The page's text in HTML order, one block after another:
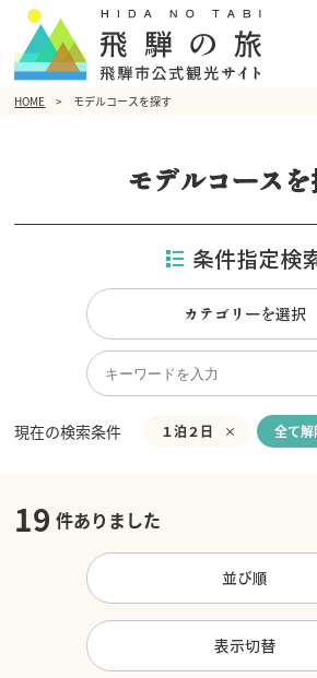
HOME モデルコースを探す
モデルコース
条件指定検
カテゴリーを選択
現在の検索条件 １泊２日 全て解
19 件ありました
並び順
表示切替